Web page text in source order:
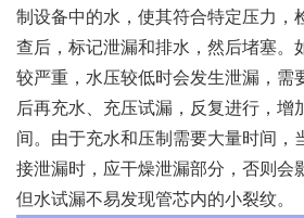
制设备中的水，使其符合特定压力，
查后，标记泄漏和排水，然后堵塞。
较严重，水压较低时会发生泄漏，需
后再充水、充压试漏，反复进行，增
间。由于充水和压制需要大量时间，
接泄漏时，应干燥泄漏部分，否则会
但水试漏不易发现管芯内的小裂纹。